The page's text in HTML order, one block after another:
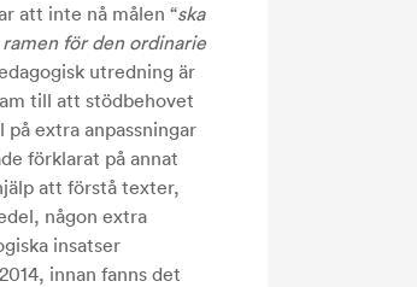
att inte nå målen “ska
för den ordinarie
utredning är
till att stödbehovet
extra anpassningar
förklarat på annat
att förstå texter,
någon extra
insatser
innan fanns det